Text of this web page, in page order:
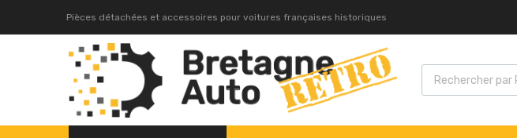
Pièces détachées et accessoires pour voitures françaises historiques